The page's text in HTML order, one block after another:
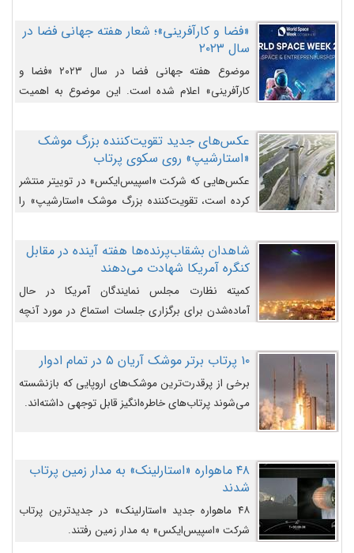
«فضا و کارآفرینی»؛ شعار هفته جهانی فضا در
سال ۲۰۲۳
موضوع هفته جهانی فضا در سال ۲۰۲۳ «فضا و
کارآفرینی» اعلام شده است. این موضوع به اهمیت
روزافزون کارآفرینی در حوزه فضایی و مزایای جدیدی که
کارآفرینان این حوزه ایجاد می‌کنند، می‌پردازد.
عکس‌های جدید تقویت‌کننده بزرگ موشک
«استارشیپ» روی سکوی پرتاب
عکس‌هایی که شرکت «اسپیس‌ایکس» در توییتر منتشر
کرده است، تقویت‌کننده بزرگ موشک «استارشیپ» را
شاهدان بشقاب‌پرنده‌ها هفته آینده در مقابل
کنگره آمریکا شهادت می‌دهند
کمیته نظارت مجلس نمایندگان آمریکا در حال
آماده‌شدن برای برگزاری جلسات استماع در مورد آنچه
می‌دانند، است و قرار است افشاگران یوفوها هفته آینده
در مقابل آنها شهادت دهند.۱۰ پرتاب برتر موشک آریان ۵ در تمام ادوار
برخی از پرقدرت‌ترین موشک‌های اروپایی که بازنشسته
می‌شوند پرتاب‌های خاطره‌انگیز قابل توجهی داشته‌اند.
۴۸ ماهواره «استارلینک» به مدار زمین پرتاب
شدند
۴۸ ماهواره جدید «استارلینک» در جدیدترین پرتاب
شرکت «اسپیس‌ایکس» به مدار زمین رفتند.